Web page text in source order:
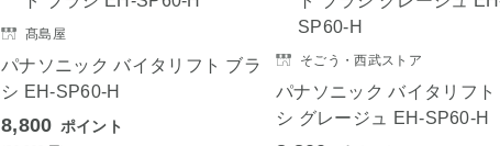
髙島屋
パナソニック バイタリフト ブラ
シ EH-SP60-H
8,800 ポイント
そごう・西武ストア
パナソニック バイタリフト
シ グレージュ EH-SP60-H